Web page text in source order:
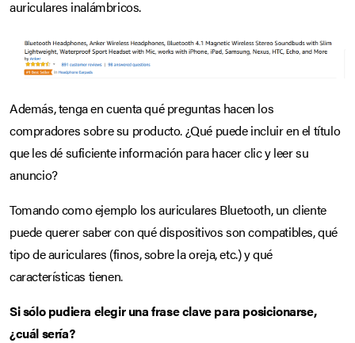
auriculares inalámbricos.
Además, tenga en cuenta qué preguntas hacen los
compradores sobre su producto. ¿Qué puede incluir en el título
que les dé suficiente información para hacer clic y leer su
anuncio?
Tomando como ejemplo los auriculares Bluetooth, un cliente
puede querer saber con qué dispositivos son compatibles, qué
tipo de auriculares (finos, sobre la oreja, etc.) y qué
características tienen.
Si sólo pudiera elegir una frase clave para posicionarse,
¿cuál sería?